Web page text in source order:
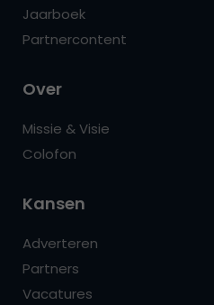
Jaarboek
Partnercontent
Over
Missie & Visie
Colofon
Kansen
Adverteren
Partners
Vacatures